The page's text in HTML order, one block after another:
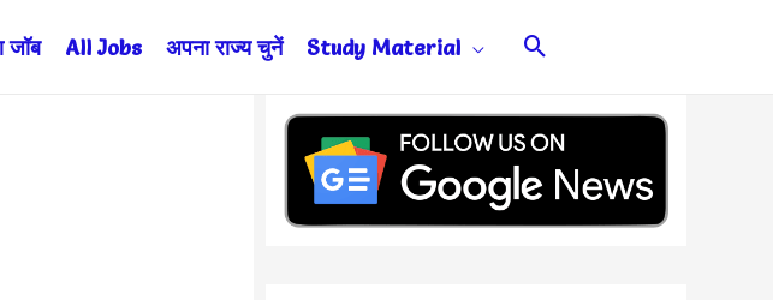
जॉब All Jobs अपना राज्य चुनें Study Material Search